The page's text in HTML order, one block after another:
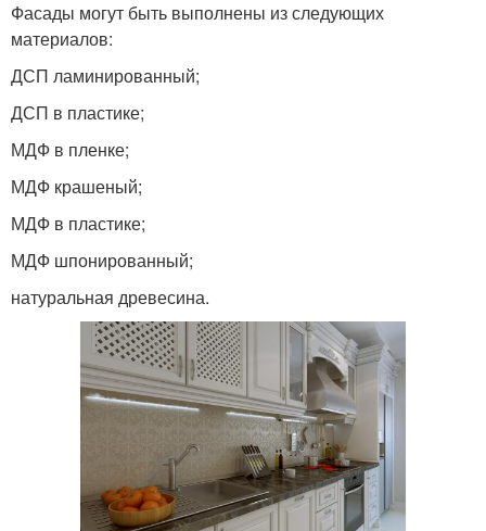
Фасады могут быть выполнены из следующих
материалов:
ДСП ламинированный;
ДСП в пластике;
МДФ в пленке;
МДФ крашеный;
МДФ в пластике;
МДФ шпонированный;
натуральная древесина.